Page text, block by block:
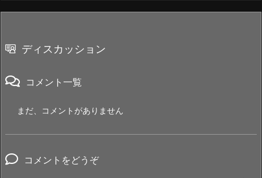
ディスカッション
コメント一覧
まだ、コメントがありません
コメントをどうぞ